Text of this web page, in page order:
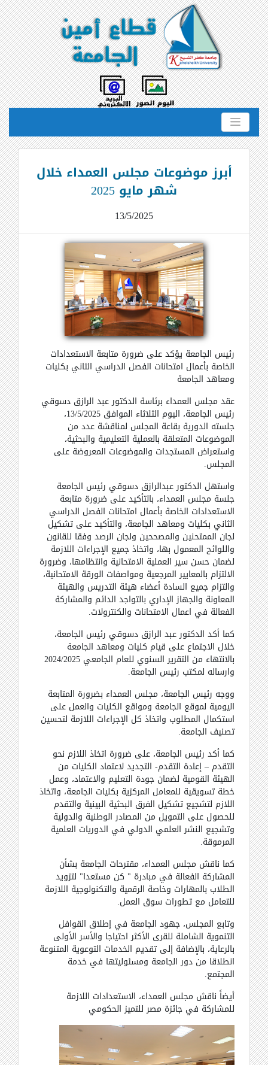
أبرز موضوعات مجلس العمداء خلال
شهر مايو 2025
13/5/2025
رئيس الجامعة يؤكد على ضرورة متابعة الاستعدادات
الخاصة بأعمال امتحانات الفصل الدراسي الثاني بكليات
ومعاهد الجامعة
عقد مجلس العمداء برئاسة الدكتور عبد الرازق دسوقي
رئيس الجامعة، اليوم الثلاثاء الموافق 13/5/2025،
جلسته الدورية بقاعة المجلس لمناقشة عدد من
الموضوعات المتعلقة بالعملية التعليمية والبحثية،
واستعراض المستجدات والموضوعات المعروضة على
المجلس.
واستهل الدكتور عبدالرازق دسوقي رئيس الجامعة
جلسة مجلس العمداء، بالتأكيد على ضرورة متابعة
الاستعدادات الخاصة بأعمال امتحانات الفصل الدراسي
الثاني بكليات ومعاهد الجامعة، والتأكيد على تشكيل
لجان الممتحنين والمصححين ولجان الرصد وفقا للقانون
واللوائح المعمول بها، واتخاذ جميع الإجراءات اللازمة
لضمان حسن سير العملية الامتحانية وانتظامها، وضرورة
الالتزام بالمعايير المرجعية ومواصفات الورقة الامتحانية،
والتزام جميع السادة أعضاء هيئة التدريس والهيئة
المعاونة والجهاز الإداري بالتواجد الدائم والمشاركة
الفعالة في اعمال الامتحانات والكنترولات.
كما أكد الدكتور عبد الرازق دسوقي رئيس الجامعة،
خلال الاجتماع على قيام كليات ومعاهد الجامعة
بالانتهاء من التقرير السنوي للعام الجامعي 2024/2025
وارساله لمكتب رئيس الجامعة.
ووجه رئيس الجامعة، مجلس العمداء بضرورة المتابعة
اليومية لموقع الجامعة ومواقع الكليات والعمل على
استكمال المطلوب واتخاذ كل الإجراءات اللازمة لتحسين
تصنيف الجامعة.
كما أكد رئيس الجامعة، على ضرورة اتخاذ اللازم نحو
التقدم – إعادة التقدم- التجديد لاعتماد الكليات من
الهيئة القومية لضمان جودة التعليم والاعتماد، وعمل
خطة تسويقية للمعامل المركزية بكليات الجامعة، واتخاذ
اللازم لتشجيع تشكيل الفرق البحثية البينية والتقدم
للحصول على التمويل من المصادر الوطنية والدولية
وتشجيع النشر العلمي الدولي في الدوريات العلمية
المرموقة.
كما ناقش مجلس العمداء، مقترحات الجامعة بشأن
المشاركة الفعالة في مبادرة " كن مستعدا" لتزويد
الطلاب بالمهارات وخاصة الرقمية والتكنولوجية اللازمة
للتعامل مع تطورات سوق العمل.
وتابع المجلس، جهود الجامعة في إطلاق القوافل
التنموية الشاملة للقرى الأكثر احتياجا والأسر الأولى
بالرعاية، بالإضافة إلى تقديم الخدمات التوعوية المتنوعة
انطلاقا من دور الجامعة ومسئوليتها في خدمة
المجتمع.
أيضاً ناقش مجلس العمداء، الاستعدادات اللازمة
للمشاركة في جائزة مصر للتميز الحكومي